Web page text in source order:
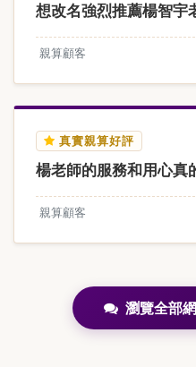
想改名強烈推薦楊智宇
親算顧客
真實親算好評
楊老師的服務和用心真
親算顧客
瀏覽全部